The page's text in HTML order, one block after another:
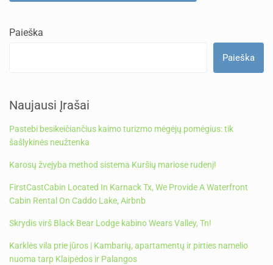
Paieška
Paieška
Naujausi Įrašai
Pastebi besikeičiančius kaimo turizmo mėgėjų pomėgius: tik
šašlykinės neužtenka
Karosų žvejyba method sistema Kuršių mariose rudenį!
FirstCastCabin Located In Karnack Tx, We Provide A Waterfront
Cabin Rental On Caddo Lake, Airbnb
Skrydis virš Black Bear Lodge kabino Wears Valley, Tn!
Karklės vila prie jūros | Kambarių, apartamentų ir pirties namelio
nuoma tarp Klaipėdos ir Palangos